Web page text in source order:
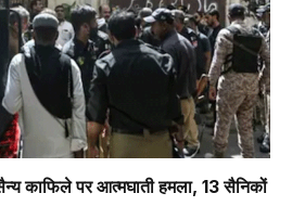
काफिले पर आत्मघाती हमला, 13 सैनिकों